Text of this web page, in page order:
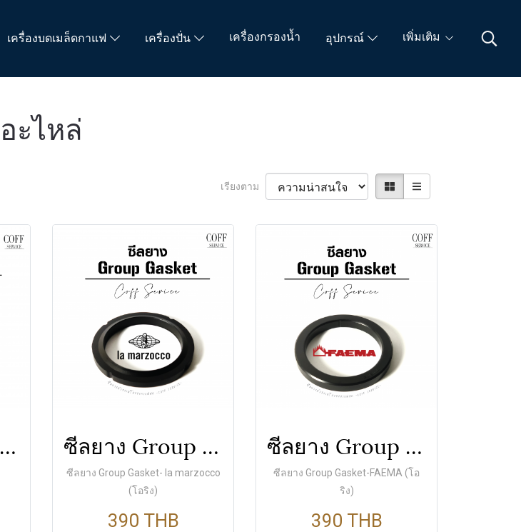
เครื่องบดเมล็ดกาแฟ เครื่องปั่น เครื่องกรองน้ำ อุปกรณ์ เพิ่มเติม
อะไหล่
เรียงตาม
ซีลยาง ด้ามชง la marzocco ซีลยาง Group Gasket- la marzocco (โอริง)
ซีลยาง Group Gasket- la marzocco
(โอริง)
390 THB
ซีลยาง Group Gasket-FAEMA (โอริง)
ซีลยาง Group Gasket-FAEMA (โอ
ริง)
390 THB